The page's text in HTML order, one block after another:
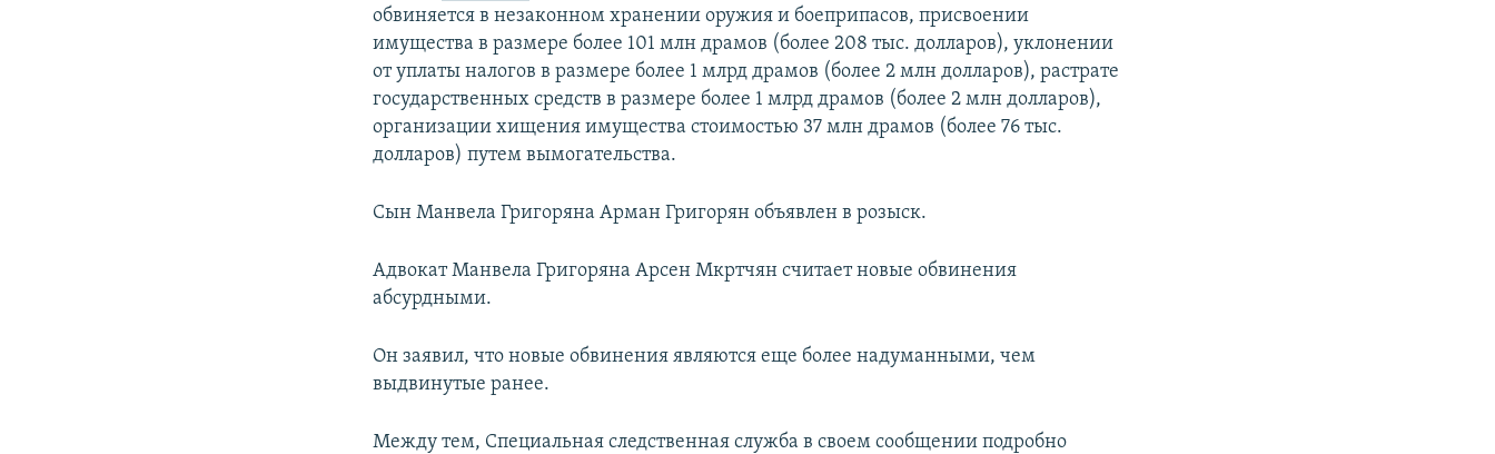
обвиняется в незаконном хранении оружия и боеприпасов, присвоении
имущества в размере более 101 млн драмов (более 208 тыс. долларов), уклонении
от уплаты налогов в размере более 1 млрд драмов (более 2 млн долларов), растрате
государственных средств в размере более 1 млрд драмов (более 2 млн долларов),
организации хищения имущества стоимостью 37 млн драмов (более 76 тыс.
долларов) путем вымогательства.
Сын Манвела Григоряна Арман Григорян объявлен в розыск.
Адвокат Манвела Григоряна Арсен Мкртчян считает новые обвинения
абсурдными.
Он заявил, что новые обвинения являются еще более надуманными, чем
выдвинутые ранее.
Между тем, Специальная следственная служба в своем сообщении подробно